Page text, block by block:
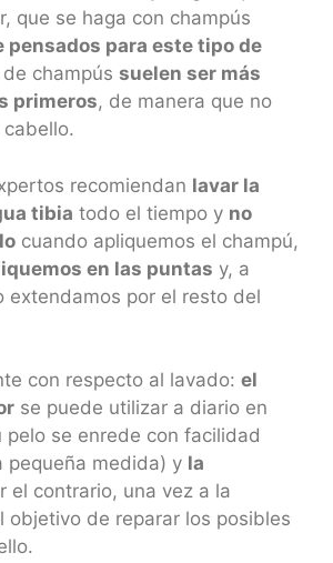
que se haga con champús
pensados para este tipo de
champús suelen ser más
primeros, de manera que no
recomiendan lavar la
tibia todo el tiempo y no
cuando apliquemos el champú,
en las puntas y, a
extendamos por el resto del
con respecto al lavado: el
se puede utilizar a diario en
pelo se enrede con facilidad
pequeña medida) y la
el contrario, una vez a la
objetivo de reparar los posibles